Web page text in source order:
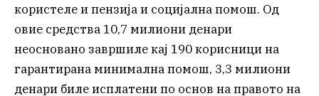
користеле и пензија и социјална помош. Од
овие средства 10,7 милиони денари
неосновано завршиле кај 190 корисници на
гарантирана минимална помош, 3,3 милиони
денари биле исплатени по основ на правото на